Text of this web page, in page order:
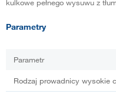
kulkowe pełnego wysuwu z
Parametry
Parametr
Rodzaj prowadnicy wysokie